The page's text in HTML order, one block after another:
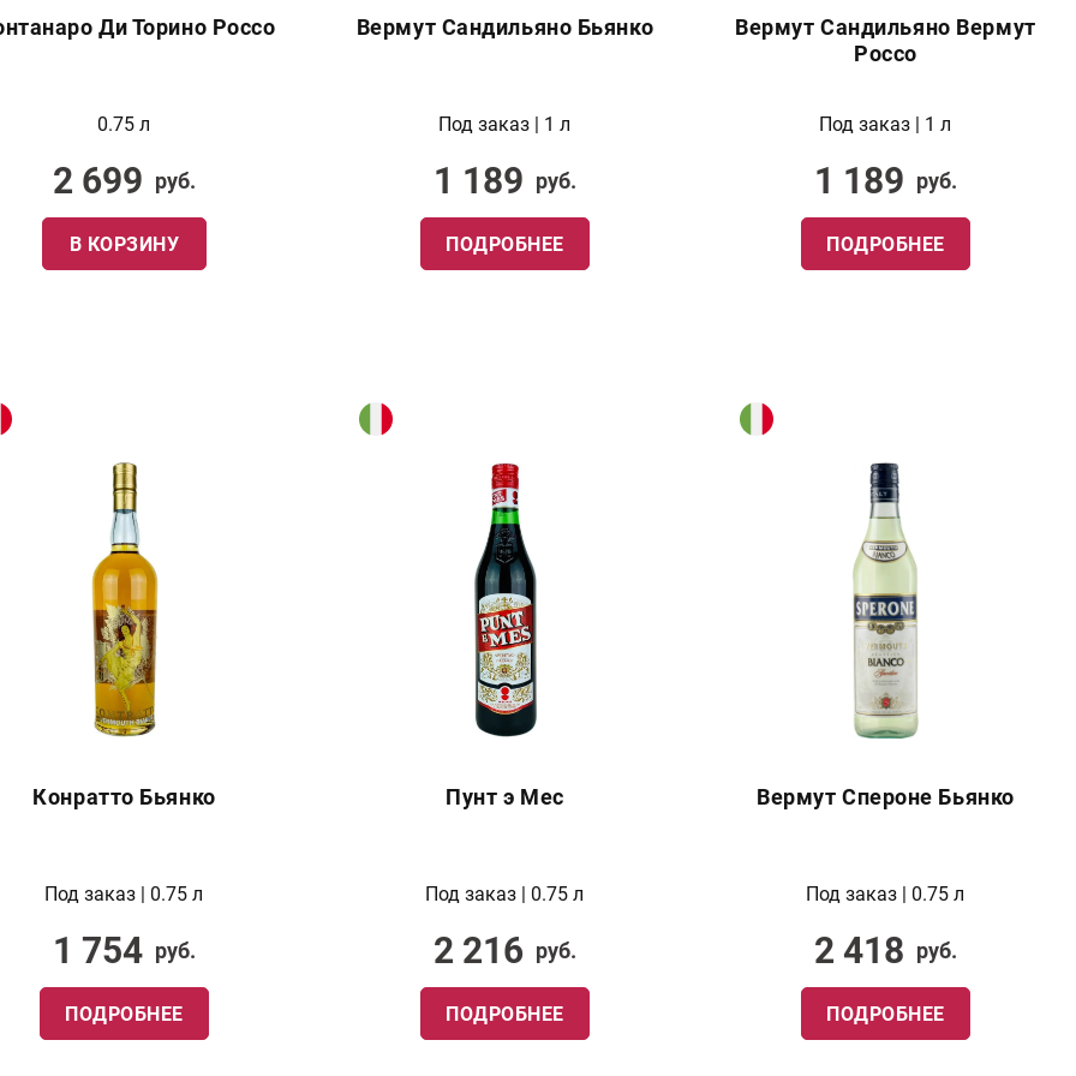
Ди Торино Россо
0.75 л
2 699 руб.
В КОРЗИНУ
Вермут Сандильяно Бьянко
Под заказ | 1 л
1 189 руб.
ПОДРОБНЕЕ
Вермут Сандильяно Вермут
Россо
Под заказ | 1 л
1 189 руб.
ПОДРОБНЕЕ
Конратто Бьянко
Под заказ | 0.75 л
1 754 руб.
ПОДРОБНЕЕ
Пунт э Мес
Под заказ | 0.75 л
2 216 руб.
ПОДРОБНЕЕ
Вермут Спероне Бьянко
Под заказ | 0.75 л
2 418 руб.
ПОДРОБНЕЕ